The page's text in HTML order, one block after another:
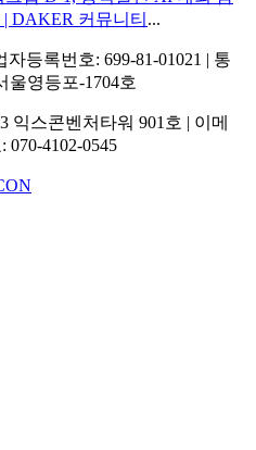
DAKER 커뮤니티 ...
등록번호: 699-81-01021 | 통
울영등포-1704호
익스콘벤처타워 901호 | 이메
070-4102-0545